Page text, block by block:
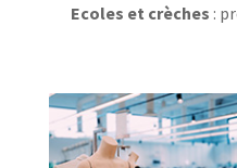
Ecoles et crèches :